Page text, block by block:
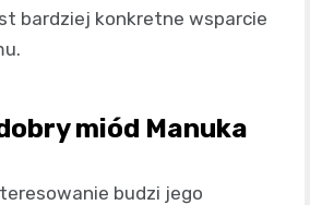
bardziej konkretne wsparcie
miód Manuka
budzi jego